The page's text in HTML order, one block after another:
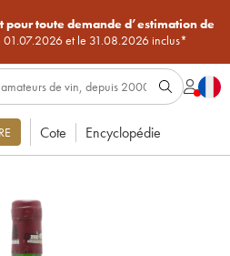
pour toute demande d’estimation de
01.07.2026 et le 31.08.2026 inclus*
Cote Encyclopédie